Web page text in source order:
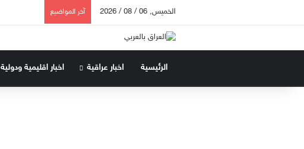
الخميس, 06 / 08 / 2026 آخر المواضيع
الرئيسية اخبار عراقية اخبار اقليمية ودولية